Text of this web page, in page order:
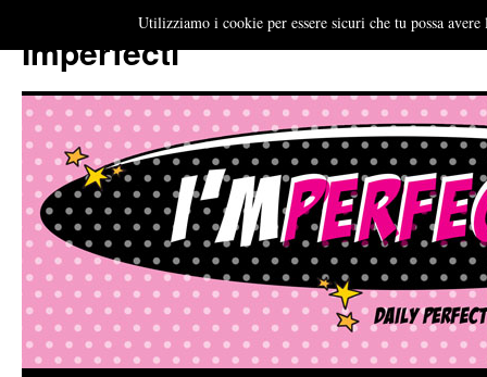
Imperfecti
Utilizziamo i cookie per essere sicuri che tu possa